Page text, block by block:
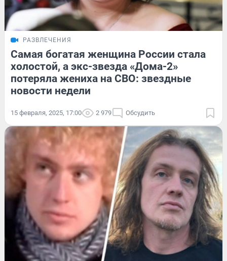
РАЗВЛЕЧЕНИЯ
Самая богатая женщина России стала
холостой, а экс-звезда «Дома-2»
потеряла жениха на СВО: звездные
новости недели
15 февраля, 2025, 17:00 2 979 Обсудить